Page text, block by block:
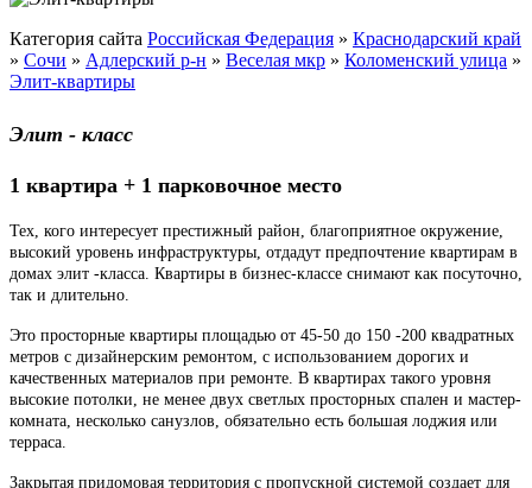
Категория сайта Российская Федерация » Краснодарский край
» Сочи » Адлерский р-н » Веселая мкр » Коломенский улица »
Элит-квартиры
Элит - класс
1 квартира + 1 парковочное место
Тех, кого интересует престижный район, благоприятное окружение,
высокий уровень инфраструктуры, отдадут предпочтение квартирам в
домах элит -класса. Квартиры в бизнес-классе снимают как посуточно,
так и длительно.
Это просторные квартиры площадью от 45-50 до 150 -200 квадратных
метров с дизайнерским ремонтом, с использованием дорогих и
качественных материалов при ремонте. В квартирах такого уровня
высокие потолки, не менее двух светлых просторных спален и мастер-
комната, несколько санузлов, обязательно есть большая лоджия или
терраса.
Закрытая придомовая территория с пропускной системой создает для